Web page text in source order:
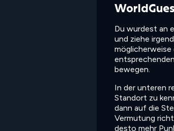
Du wurdest an
und ziehe
möglicherweise
bewegen.
In der unteren
Standort zu
dann auf die
Vermutung
desto mehr